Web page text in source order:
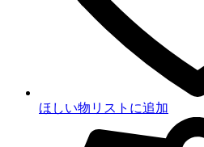
ほしい物リストに追加